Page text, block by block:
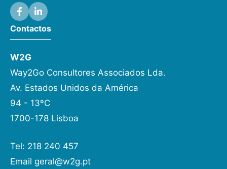
Contactos
W2G
Way2Go Consultores Associados Lda.
Av. Estados Unidos da América
94 - 13ºC
1700-178 Lisboa
Tel: 218 240 457
Email geral@w2g.pt